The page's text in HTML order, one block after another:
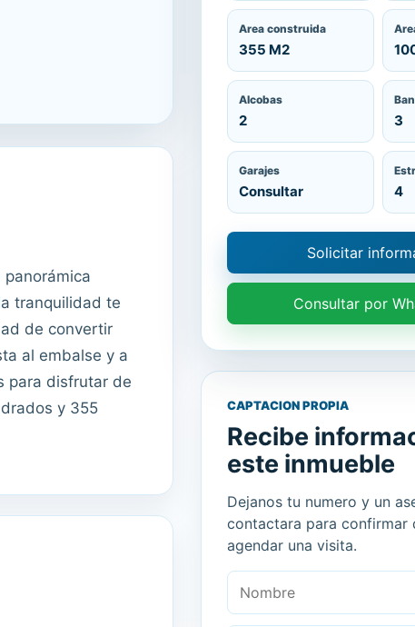
tranquilidad te
de convertir
al embalse y a
para disfrutar de
y 355
Area construida
355 M2
Alcobas
2 3
Garajes
Consultar 4
Solicitar
Consultar por
CAPTACION PROPIA
Recibe
este inmueble
Dejanos tu numero y un
contactara para confirmar
agendar una visita.
Nombre
Celular o WhatsApp
Mensaje